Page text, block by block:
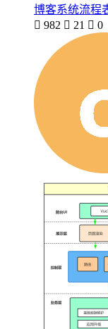
博客系统流程
 982  21  0